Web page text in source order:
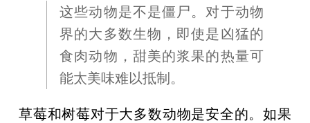
这些动物是不是僵尸。对于动物
界的大多数生物，即使是凶猛的
食肉动物，甜美的浆果的热量可
能太美味难以抵制。
草莓和树莓对于大多数动物是安全的。如果